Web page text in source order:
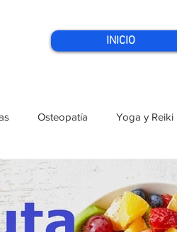
INICIO
Osteopatía Yoga y Reiki
Rutina_Hábito